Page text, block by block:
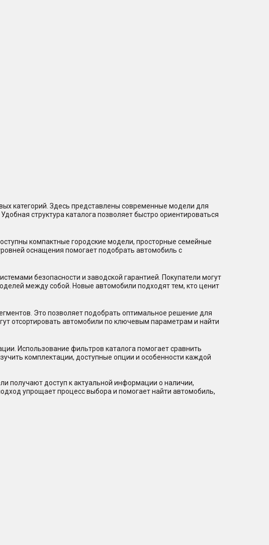
категорий. Здесь представлены современные модели для
структура каталога позволяет быстро ориентироваться
компактные городские модели, просторные семейные
оснащения помогает подобрать автомобиль с
безопасности и заводской гарантией. Покупатели могут
между собой. Новые автомобили подходят тем, кто ценит
Это позволяет подобрать оптимальное решение для
отсортировать автомобили по ключевым параметрам и найти
Использование фильтров каталога помогает сравнить
комплектации, доступные опции и особенности каждой
получают доступ к актуальной информации о наличии,
упрощает процесс выбора и помогает найти автомобиль,